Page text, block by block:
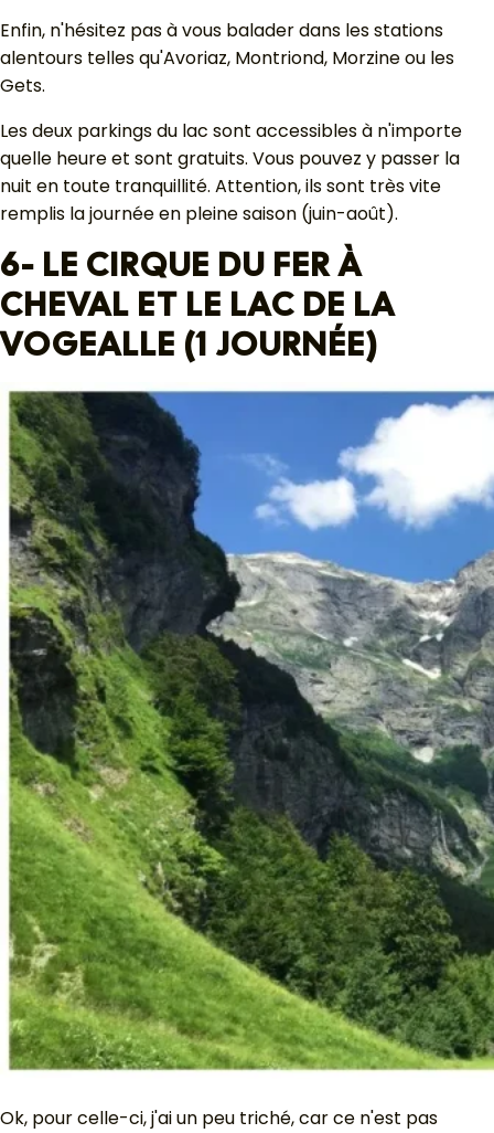
Enfin, n'hésitez pas à vous balader dans les stations
alentours telles qu'Avoriaz, Montriond, Morzine ou les
Gets.
Les deux parkings du lac sont accessibles à n'importe
quelle heure et sont gratuits. Vous pouvez y passer la
nuit en toute tranquillité. Attention, ils sont très vite
remplis la journée en pleine saison (juin-août).
6- LE CIRQUE DU FER À
CHEVAL ET LE LAC DE LA
VOGEALLE (1 JOURNÉE)
Ok, pour celle-ci, j'ai un peu triché, car ce n'est pas